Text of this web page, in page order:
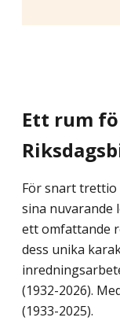
Ett rum
För snart trettio
sina nuvarande
ett omfattande
dess unika
(1932-2026).
(1933-2025).